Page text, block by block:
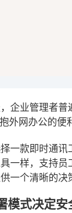
企业管理者
外网办公的便
一款即时通
一样，支持
一个清晰的决
模式决定安